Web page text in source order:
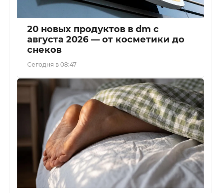
20 новых продуктов в dm с
августа 2026 — от косметики до
снеков
Сегодня в 08:47